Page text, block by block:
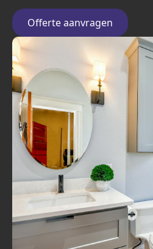
Offerte aanvragen